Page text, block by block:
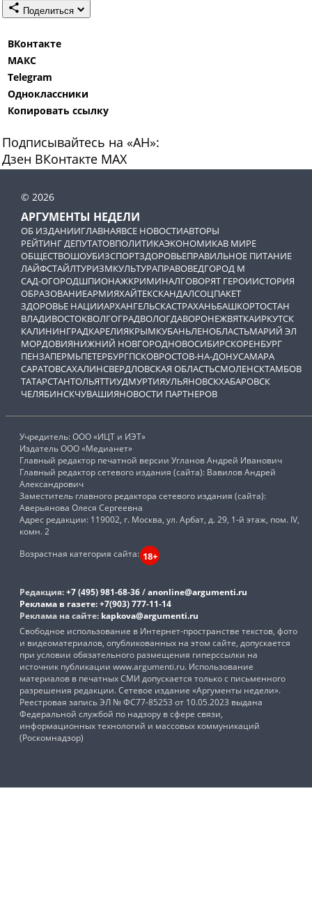
Поделиться
ВКонтакте
МАКС
Telegram
Одноклассники
Копировать ссылку
Подписывайтесь на «АН»:
Дзен ВКонтакте МАХ
© 2026
АРГУМЕНТЫ НЕДЕЛИ
ОБ ИЗДАНИИГЛАВНАЯВСЕ НОВОСТИАВТОРЫ
РЕЙТИНГ ДЕПУТАТОВПОЛИТИКАЭКОНОМИКАВ МИРЕ
ОБЩЕСТВОШОУБИЗСПОРТЗДОРОВЬЕПРАВИЛЬНОЕ ПИТАНИЕ
ЛАЙФСТАЙЛТУРИЗМКУЛЬТУРАПРАВОВЕДГОРОД М
САД-ОГОРОДШПИОНАЖКРИМИНАЛГОВОРЯТ ГЕРОИИСТОРИЯ
ОБРАЗОВАНИЕАРМИЯХАЙТЕКСКАНДАЛСОЦПАКЕТ
ЗДОРОВЬЕ НАЦИИАРХАНГЕЛЬСКАСТРАХАНЬБАШКОРТОСТАН
ВЛАДИВОСТОКВОЛГОГРАДВОЛОГДАВОРОНЕЖВЯТКАИРКУТСК
КАЛИНИНГРАДКАРЕЛИЯКРЫМКУБАНЬЛЕНОБЛАСТЬМАРИЙ ЭЛ
МОРДОВИЯНИЖНИЙ НОВГОРОДНОВОСИБИРСКОРЕНБУРГ
ПЕНЗАПЕРМЬПЕТЕРБУРГПСКОВРОСТОВ-НА-ДОНУСАМАРА
САРАТОВСАХАЛИНСВЕРДЛОВСКАЯ ОБЛАСТЬСМОЛЕНСКТАМБОВ
ТАТАРСТАНТОЛЬЯТТИУДМУРТИЯУЛЬЯНОВСКХАБАРОВСК
ЧЕЛЯБИНСКЧУВАШИЯНОВОСТИ ПАРТНЕРОВ
Учредитель: ООО «ИЦТ и ИЭТ»
Издатель ООО «Медианет»
Главный редактор печатной версии Угланов Андрей Иванович
Главный редактор сетевого издания (сайта): Вавилов Андрей
Александрович
Заместитель главного редактора сетевого издания (сайта):
Аверьянова Олеся Сергеевна
Адрес редакции: 119002, г. Москва, ул. Арбат, д. 29, 1-й этаж, пом. IV,
комн. 2
Возрастная категория сайта: 18+
Редакция:+7 (495) 981-68-36/anonline@argumenti.ru
Реклама в газете:+7(903) 777-11-14
Реклама на сайте: kapkova@argumenti.ru
Свободное использование в Интернет-пространстве текстов, фото
и видеоматериалов, опубликованных на этом сайте, допускается
при условии обязательного размещения гиперссылки на
источник публикации www.argumenti.ru. Использование
материалов в печатных СМИ допускается только с письменного
разрешения редакции. Сетевое издание «Аргументы недели».
Реестровая запись ЭЛ № ФС77-85253 от 10.05.2023 выдана
Федеральной службой по надзору в сфере связи,
информационных технологий и массовых коммуникаций
(Роскомнадзор)